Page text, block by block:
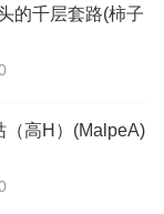
的千层套路(柿子
（高H）(MalpeA)